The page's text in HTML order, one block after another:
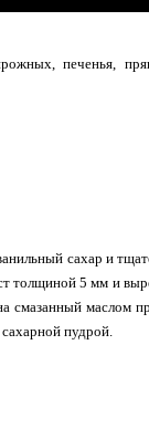
печенья,
сахар и
толщиной 5 мм и
маслом
пудрой.